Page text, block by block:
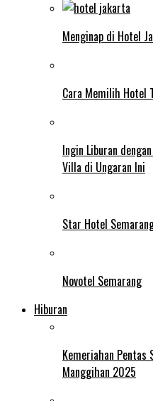
Menginap di Hotel
Cara Memilih Hotel
Ingin Liburan
Villa di Ungaran Ini
Star Hotel
Novotel Semarang
Hiburan
Kemeriahan Pentas
Manggihan 2025